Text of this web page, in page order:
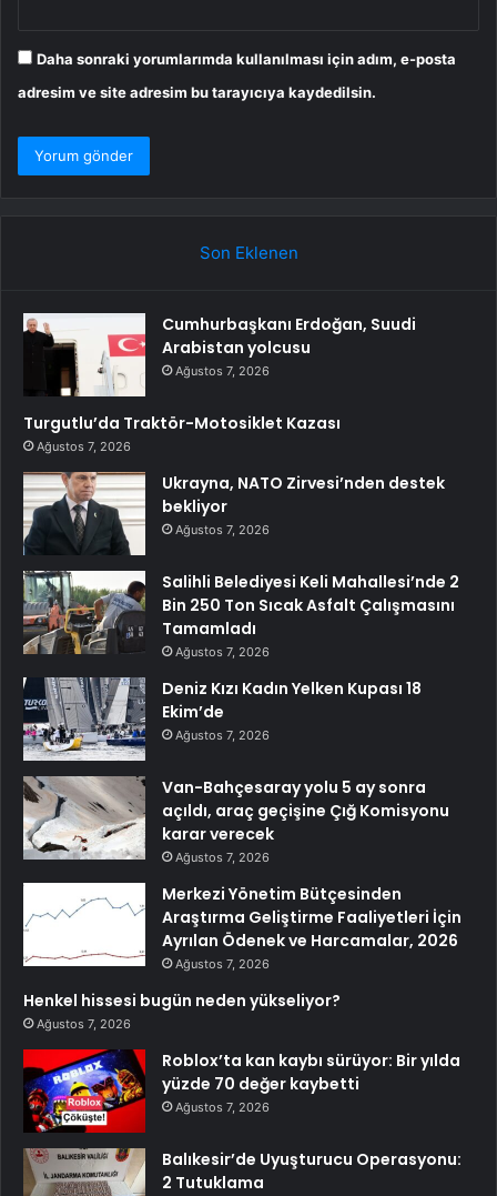
Daha sonraki yorumlarımda kullanılması için adım, e-posta
adresim ve site adresim bu tarayıcıya kaydedilsin.
Son Eklenen
Cumhurbaşkanı Erdoğan, Suudi
Arabistan yolcusu
Ağustos 7, 2026
Turgutlu’da Traktör-Motosiklet Kazası
Ağustos 7, 2026
Ukrayna, NATO Zirvesi’nden destek
bekliyor
Ağustos 7, 2026
Salihli Belediyesi Keli Mahallesi’nde 2
Bin 250 Ton Sıcak Asfalt Çalışmasını
Tamamladı
Ağustos 7, 2026
Deniz Kızı Kadın Yelken Kupası 18
Ekim’de
Ağustos 7, 2026
Van-Bahçesaray yolu 5 ay sonra
açıldı, araç geçişine Çığ Komisyonu
karar verecek
Ağustos 7, 2026
Merkezi Yönetim Bütçesinden
Araştırma Geliştirme Faaliyetleri İçin
Ayrılan Ödenek ve Harcamalar, 2026
Ağustos 7, 2026
Henkel hissesi bugün neden yükseliyor?
Ağustos 7, 2026
Roblox’ta kan kaybı sürüyor: Bir yılda
yüzde 70 değer kaybetti
Ağustos 7, 2026
Balıkesir’de Uyuşturucu Operasyonu:
2 Tutuklama